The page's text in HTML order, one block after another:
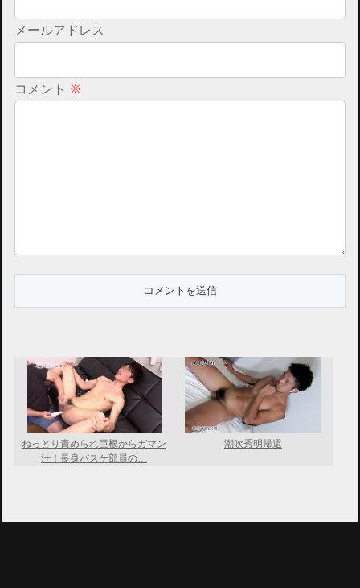
メールアドレス
コメント ※
ねっとり責められ巨根からガマン
汁！長身バスケ部員の…
潮吹秀明帰還